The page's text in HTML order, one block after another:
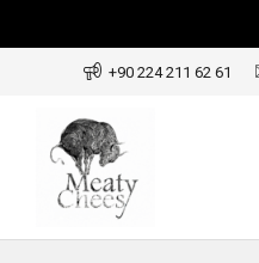
+90 224 211 62 61